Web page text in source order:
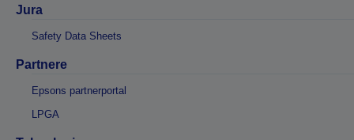
Jura
Safety Data Sheets
Partnere
Epsons partnerportal
LPGA